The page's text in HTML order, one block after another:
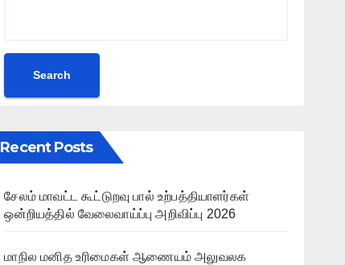
Search
Recent Posts
சேலம் மாவட்ட கூட்டுறவு பால் உற்பத்தியாளர்கள்
ஒன்றியத்தில் வேலைவாய்ப்பு அறிவிப்பு 2026
மாநில மனித உரிமைகள் ஆணையம் அலுவலக